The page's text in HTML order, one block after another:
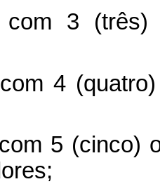
3 (três)
4
5 (cinco)